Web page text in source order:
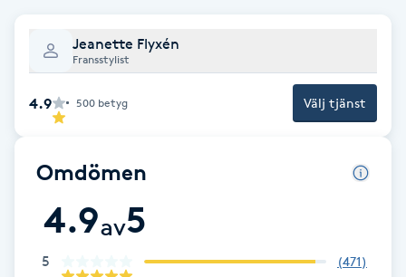
Fet hårbotten
Fettreducering
Fibromassage
Fillers
Jeanette Flyxén
Fransstylist
4.9 500 betyg Välj tjänst
Omdömen
4.9av5
5 (471)